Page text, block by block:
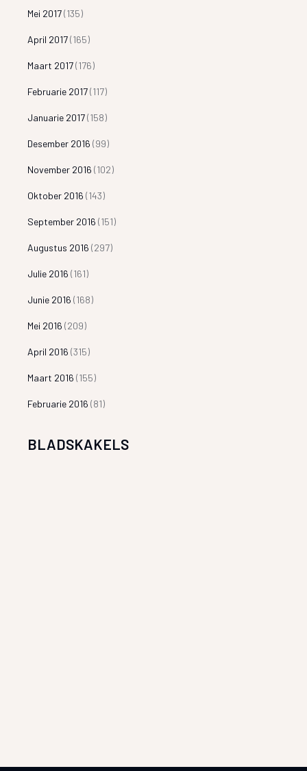
Mei 2017(135)
April 2017(165)
Maart 2017(176)
Februarie 2017(117)
Januarie 2017(158)
Desember 2016 (99)
November 2016 (102)
Oktober 2016 (143)
September 2016 (151)
Augustus 2016 (297)
Julie 2016 (161)
Junie 2016 (168)
Mei 2016 (209)
April 2016 (315)
Maart 2016 (155)
Februarie 2016 (81)
BLADSKAKELS